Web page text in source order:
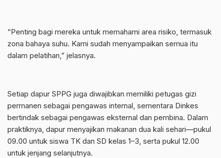
“Penting bagi mereka untuk memahami area risiko, termasuk
zona bahaya suhu. Kami sudah menyampaikan semua itu
dalam pelatihan,” jelasnya.
Setiap dapur SPPG juga diwajibkan memiliki petugas gizi
permanen sebagai pengawas internal, sementara Dinkes
bertindak sebagai pengawas eksternal dan pembina. Dalam
praktiknya, dapur menyajikan makanan dua kali sehari—pukul
09.00 untuk siswa TK dan SD kelas 1–3, serta pukul 12.00
untuk jenjang selanjutnya.